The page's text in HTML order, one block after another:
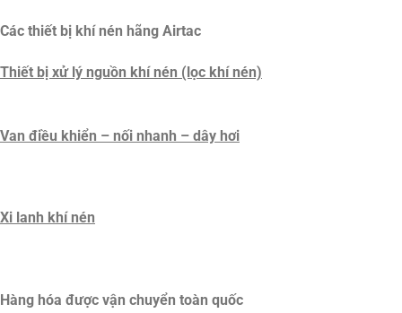
Các thiết bị khí nén hãng Airtac
Thiết bị xử lý nguồn khí nén (lọc khí nén)
Van điều khiển – nối nhanh – dây hơi
Xi lanh khí nén
Hàng hóa được vận chuyển toàn quốc